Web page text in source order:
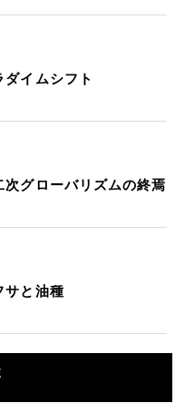
ダイムシフト
次グローバリズムの終焉
サと油種